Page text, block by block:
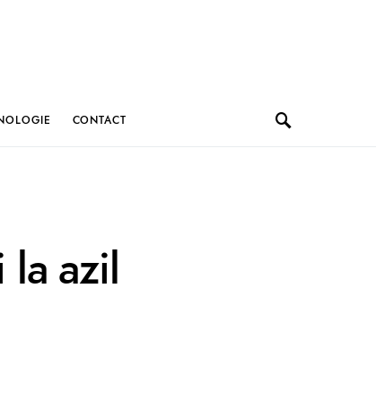
CONTACT
la azil